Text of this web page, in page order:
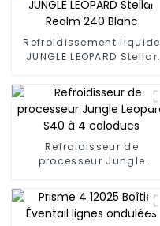
Refroidissement liquide
JUNGLE LEOPARD Stellar
Refroidisseur de
processeur Jungle
caloducs